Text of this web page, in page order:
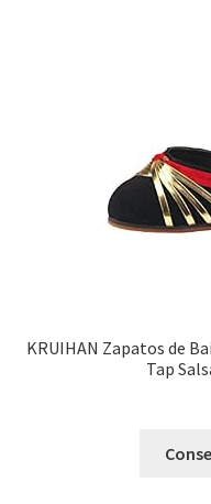
KRUIHAN Zapatos de
Tap